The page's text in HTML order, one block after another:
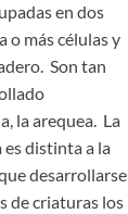
en dos
o más células y
Son tan
la arequea. La
es distinta a la
desarrollarse
de criaturas los